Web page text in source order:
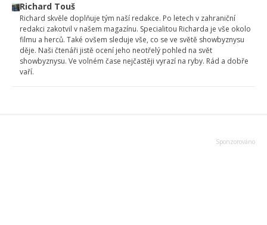
Richard Touš
Richard skvěle doplňuje tým naší redakce. Po letech v zahraniční
redakci zakotvil v našem magazínu. Specialitou Richarda je vše okolo
filmu a herců. Také ovšem sleduje vše, co se ve světě showbyznysu
děje. Naši čtenáři jistě ocení jeho neotřelý pohled na svět
showbyznysu. Ve volném čase nejčastěji vyrazí na ryby. Rád a dobře
vaří.